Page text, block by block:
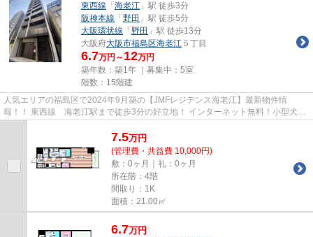
東西線 「 海老江 」駅 徒歩3分
阪神本線 「 野田 」駅 徒歩5分
大阪環状線 「 野田 」駅 徒歩13分
大阪府大阪市福島区海老江 ５丁目
6.7万円～ 12万円
築年数：築1年 ｜募集中： 5室
階数：15階建
人気エリアの福島区で2024年9月築の【JMFレジデンス海老江】最新物件情
報！！ 東西線 海老江駅まで徒歩3分の好立地！ インターネット無料！小型犬飼
7.5万円
(管理費・共益費 10,000円)
敷：0ヶ月｜礼：0ヶ月
所在階：4階
間取り：1K
面積：21.00㎡
6.7万円